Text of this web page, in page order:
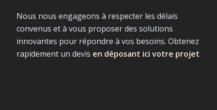
Nous nous engageons à respecter les délais
convenus et à vous proposer des solutions
innovantes pour répondre à vos besoins. Obtenez
rapidement un devis en déposant ici votre projet